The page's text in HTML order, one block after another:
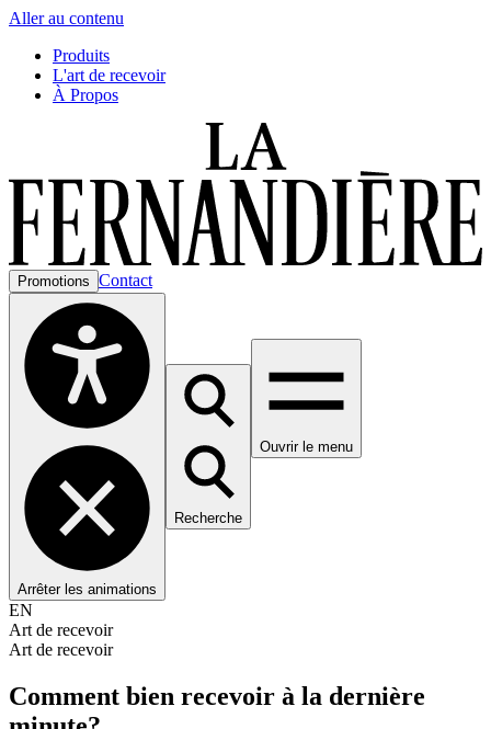
Aller au contenu
Produits
L'art de recevoir
À Propos
Promotions Contact
Arrêter les animations
Recherche
Ouvrir le menu
EN
Art de recevoir
Art de recevoir
Comment bien recevoir à la dernière